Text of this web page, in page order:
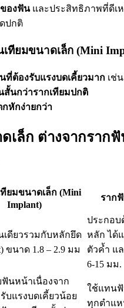
องฟันและประสิทธิภาพที่ดีเ
ปกติ
เทียมขนาดเล็ก (Mini
ที่ต้องรับแรงบดเคี้ยวมาก เช่
สั้นกว่ารากเทียมปกติ
กหักง่ายกว่า
เล็ก ต่างจากรากฟั
ยมขนาดเล็ก (Mini
Implant)
ราก
เดียวรวมกับหลักยึด
ขนาด 1.8 – 2.9 มม
ประกอบ
หลัก ได้
ตัวค้ำ แ
6-15 มม.
ฟันหน้าเนื่องจาก
บแรงบดเคี้ยวน้อย
ใช้แทน
ทุกตำแห